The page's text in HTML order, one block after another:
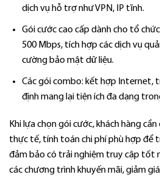
dịch vụ hỗ trợ như VPN, IP tĩnh.
Gói cước cao cấp dành cho tổ
500 Mbps, tích hợp các dịch vụ
cường bảo mật dữ liệu.
Các gói combo: kết hợp Internet,
định mang lại tiện ích đa dạng
Khi lựa chọn gói cước, khách hàng
thực tế, tính toán chi phí phù hợp để
đảm bảo có trải nghiệm truy cập tốt
các chương trình khuyến mãi, giảm